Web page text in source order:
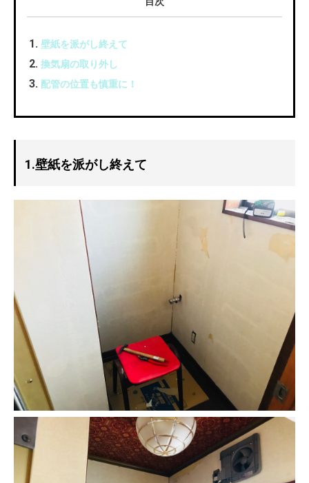
壁紙を派がし終えて
換気扇の取り外し
配管の位置も慎重に！
1.壁紙を派がし終えて